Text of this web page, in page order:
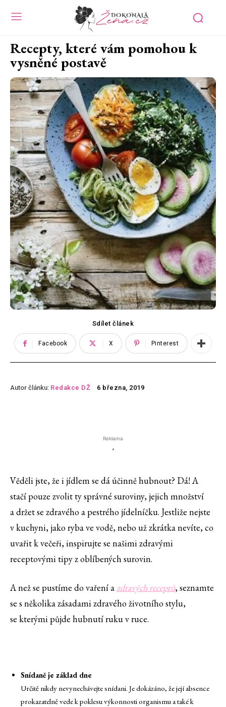
Recepty, které vám pomohou k
vysněné postavě
Sdílet článek
Facebook X Pinterest
Autor článku: Redakce DŽ 6 března, 2019
Reklama
'
Věděli jste, že i jídlem se dá účinně hubnout? Dá! A
stačí pouze zvolit ty správné suroviny, jejich množství
a držet se zdravého a pestrého jídelníčku. Jestliže nejste
v kuchyni, jako ryba ve vodě, nebo už zkrátka nevíte, co
uvařit k večeři, inspirujte se našimi zdravými
receptovými tipy z oblíbených surovin.
A než se pustíme do vaření azdravých receptů, seznamte
se s několika zásadami zdravého životního stylu,
se kterými půjde hubnutí ruku v ruce.
Snídaně je základ dne
Určitě nikdy nevynechávejte snídani. Je dokázáno, že její absence
prokazatelně vede k poklesu výkonnosti organismu a také k